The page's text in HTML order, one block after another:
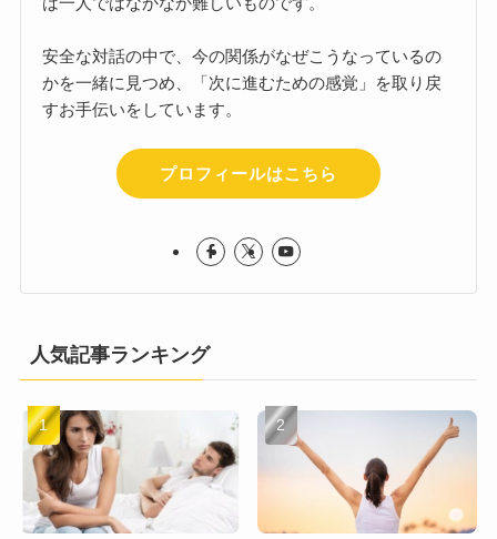
安全な対話の中で、今の関係がなぜこうなっているの
かを一緒に見つめ、「次に進むための感覚」を取り戻
すお手伝いをしています。
プロフィールはこちら
人気記事ランキング